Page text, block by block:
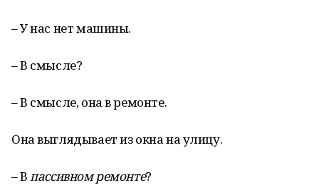
– У нас нет машины.
– В смысле?
– В смысле, она в ремонте.
Она выглядывает из окна на улицу.
– Впассивном ремонте?